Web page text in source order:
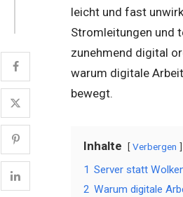
leicht und fast
Stromleitungen und
zunehmend digital
warum digitale
bewegt.
Inhalte Verbergen
1 Server statt
2 Warum digitale